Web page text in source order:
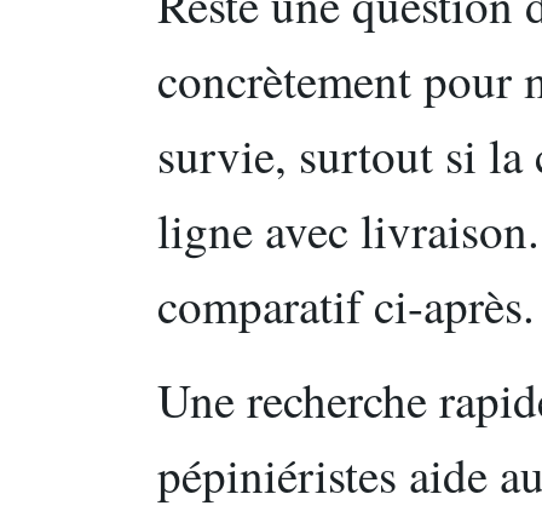
concrètement pour
survie, surtout si la
ligne avec
comparatif ci-après.
Une recherche
pépiniéristes aide